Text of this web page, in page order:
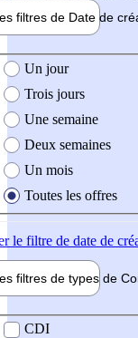
filtres de Date de
création de l'offre
Un jour
Trois jours
Une semaine
Deux semaines
Un mois
Toutes les offres
le filtre de date de
filtres de types de
contrat
CDI